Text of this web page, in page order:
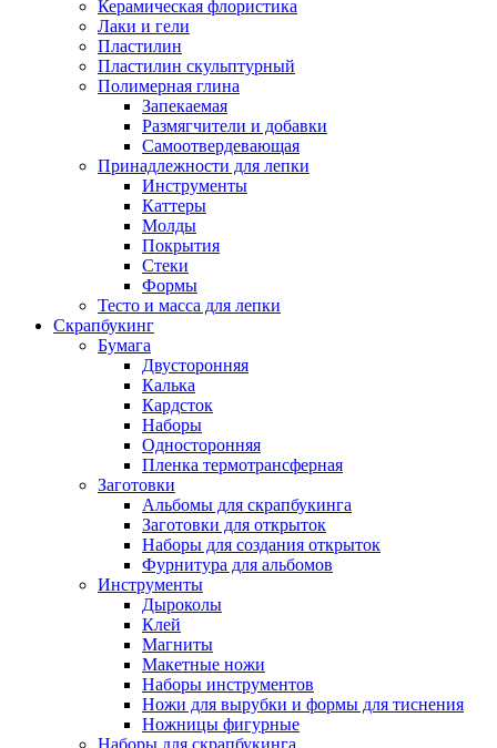
Керамическая флористика
Лаки и гели
Пластилин
Пластилин скульптурный
Полимерная глина
Запекаемая
Размягчители и добавки
Самоотвердевающая
Принадлежности для лепки
Инструменты
Каттеры
Молды
Покрытия
Стеки
Формы
Тесто и масса для лепки
Скрапбукинг
Бумага
Двусторонняя
Калька
Кардсток
Наборы
Односторонняя
Пленка термотрансферная
Заготовки
Альбомы для скрапбукинга
Заготовки для открыток
Наборы для создания открыток
Фурнитура для альбомов
Инструменты
Дыроколы
Клей
Магниты
Макетные ножи
Наборы инструментов
Ножи для вырубки и формы для тиснения
Ножницы фигурные
Наборы для скрапбукинга